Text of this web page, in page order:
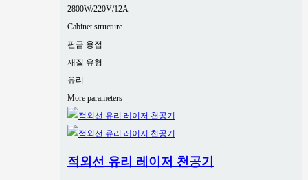
2800W/220V/12A
Cabinet structure
판금 용접
재질 유형
유리
More parameters
적외선 유리 레이저 천공기